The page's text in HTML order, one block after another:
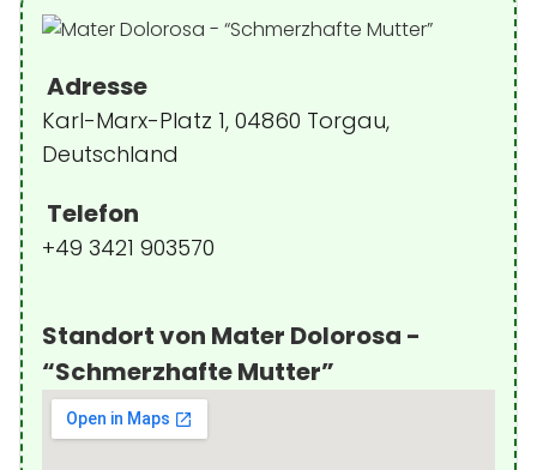
Adresse
Karl-Marx-Platz 1, 04860 Torgau,
Deutschland
Telefon
+49 3421 903570
Standort von Mater Dolorosa -
“Schmerzhafte Mutter”